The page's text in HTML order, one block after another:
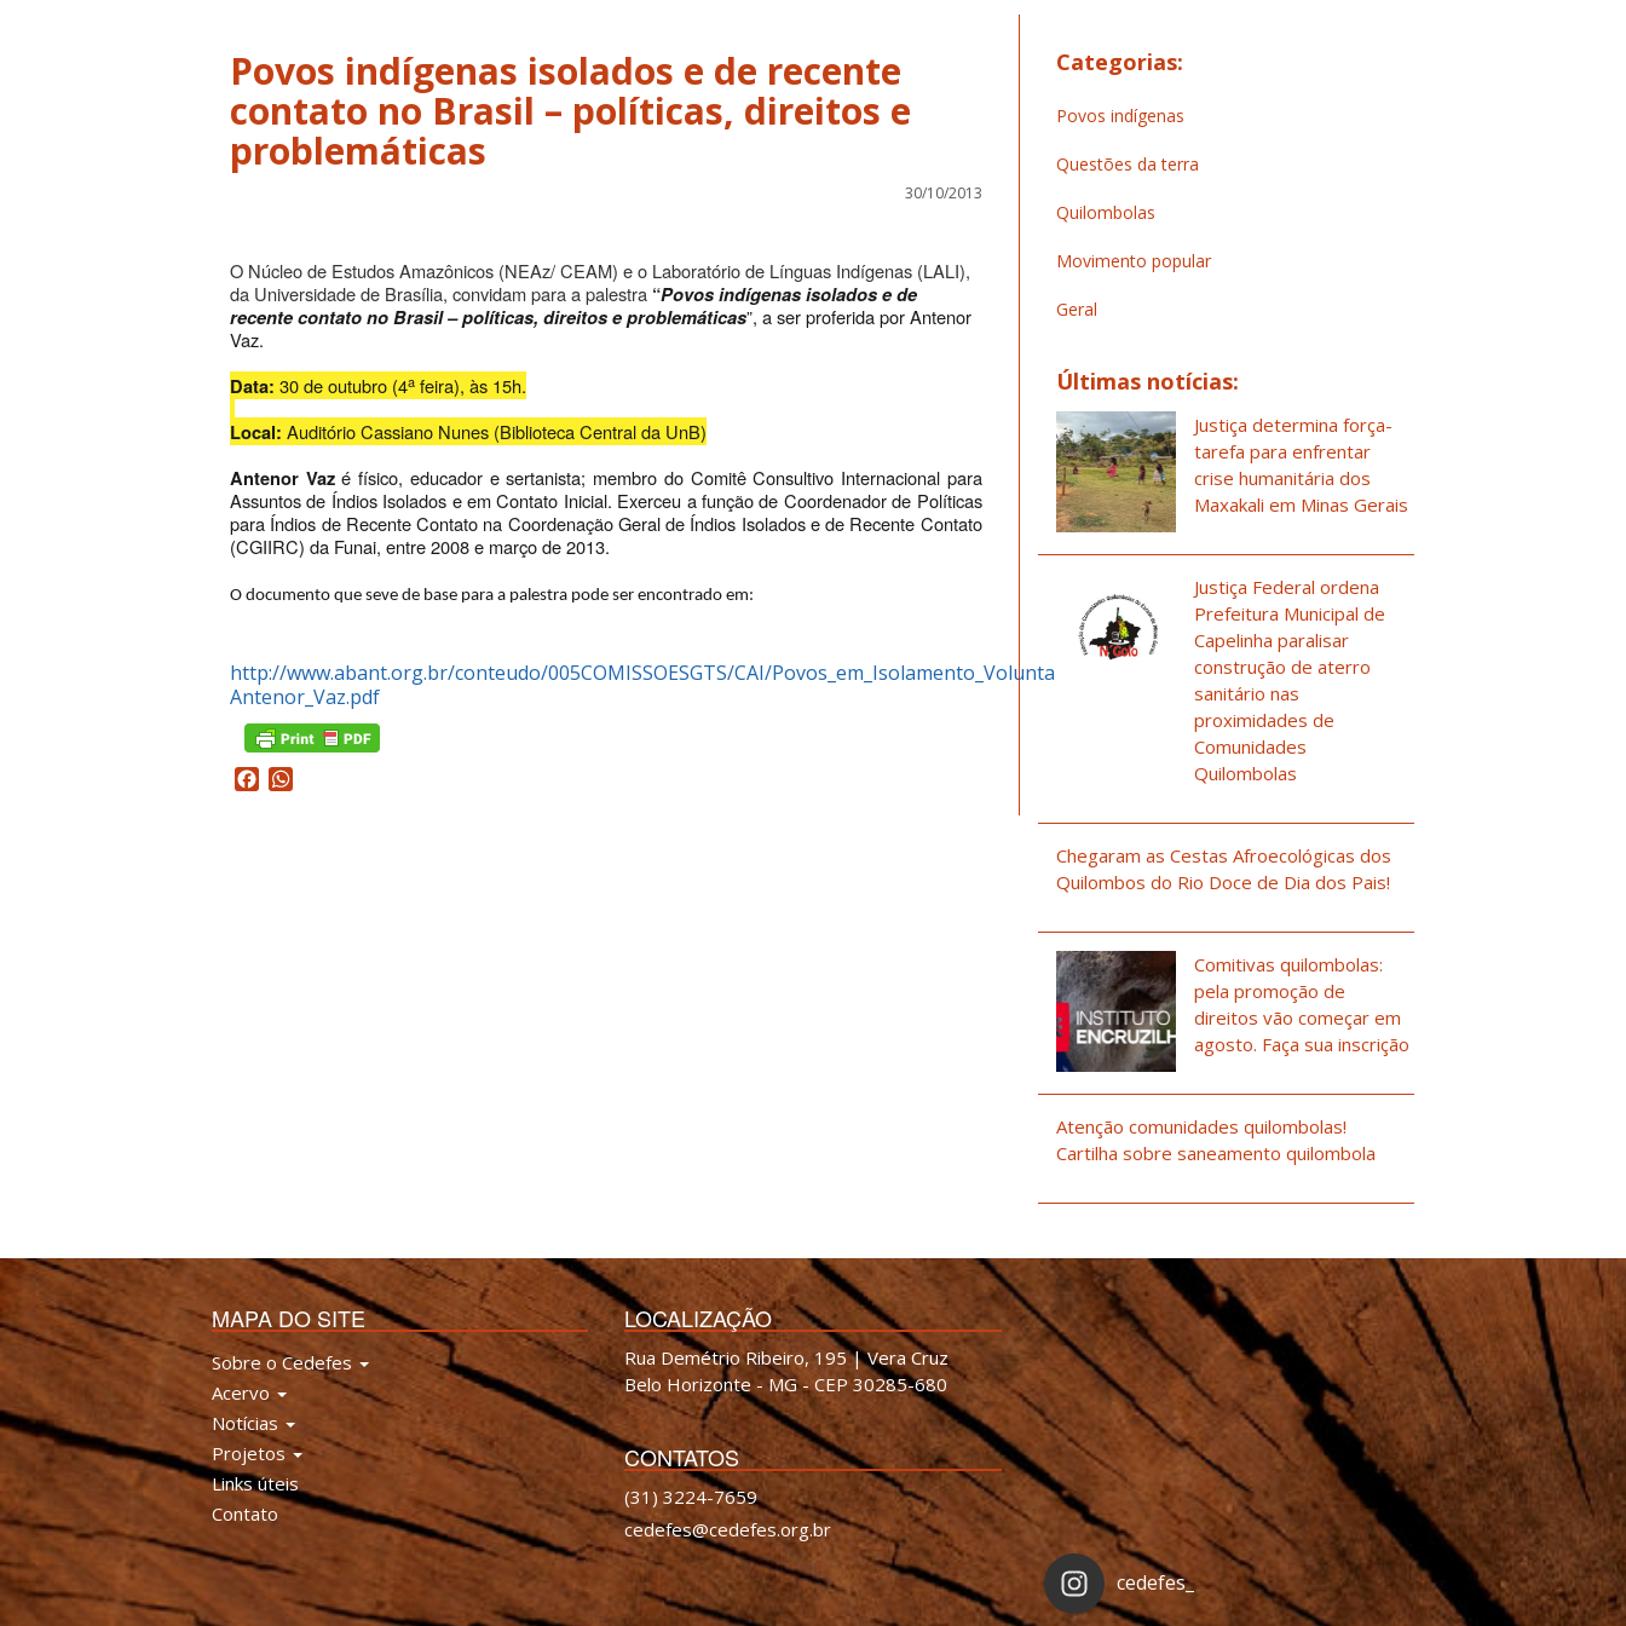
Povos indígenas isolados e de recente
contato no Brasil – políticas, direitos e
problemáticas
30/10/2013
O Núcleo de Estudos Amazônicos (NEAz/ CEAM) e o Laboratório de Línguas Indígenas (LALI),
da Universidade de Brasília, convidam para a palestra “Povos indígenas isolados e de
recente contato no Brasil – políticas, direitos e problemáticas”, a ser proferida por Antenor
Vaz.
Data: 30 de outubro (4a feira), às 15h.
Local: Auditório Cassiano Nunes (Biblioteca Central da UnB)
Antenor Vazé físico, educador e sertanista; membro do Comitê Consultivo Internacional para
Assuntos de Índios Isolados e em Contato Inicial. Exerceu a função de Coordenador de Políticas
para Índios de Recente Contato na Coordenação Geral de Índios Isolados e de Recente Contato
(CGIIRC) da Funai, entre 2008 e março de 2013.
O documento que seve de base para a palestra pode ser encontrado em:
http://www.abant.org.br/conteudo/005COMISSOESGTS/CAI/Povos_em_Isolamento_Voluntario-
Antenor_Vaz.pdf
Facebook
Categorias:
Povos indígenas
Questões da terra
Quilombolas
Movimento popular
Geral
Últimas notícias:
Justiça determina força-
tarefa para enfrentar
crise humanitária dos
Maxakali em Minas Gerais
Justiça Federal ordena
Prefeitura Municipal de
Capelinha paralisar
construção de aterro
sanitário nas
proximidades de
Comunidades
Quilombolas
Chegaram as Cestas Afroecológicas dos
Quilombos do Rio Doce de Dia dos Pais!
Comitivas quilombolas:
pela promoção de
direitos vão começar em
agosto. Faça sua inscrição
Atenção comunidades quilombolas!
Cartilha sobre saneamento quilombola
MAPA DO SITE
Sobre o Cedefes
Acervo
Notícias
Projetos
Links úteis
Contato
LOCALIZAÇÃO
Rua Demétrio Ribeiro, 195 | Vera Cruz
Belo Horizonte - MG - CEP 30285-680
CONTATOS
(31) 3224-7659
cedefes@cedefes.org.br
cedefes_